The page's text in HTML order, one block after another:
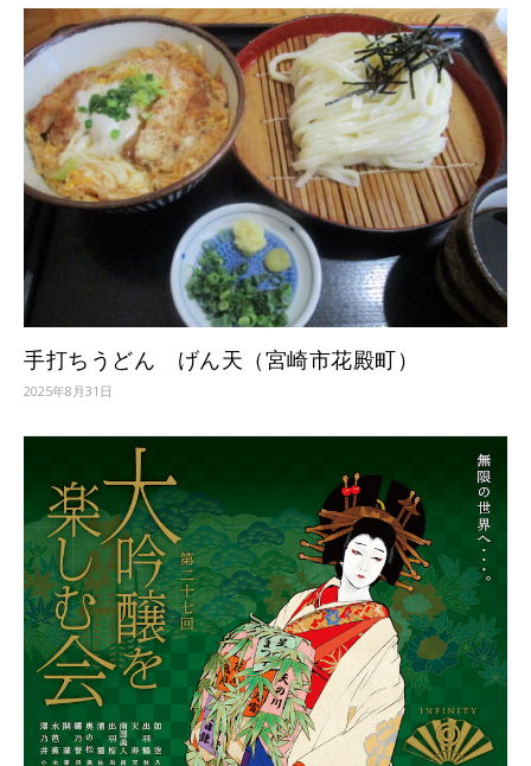
手打ちうどん げん天（宮崎市花殿町）
2025年8月31日